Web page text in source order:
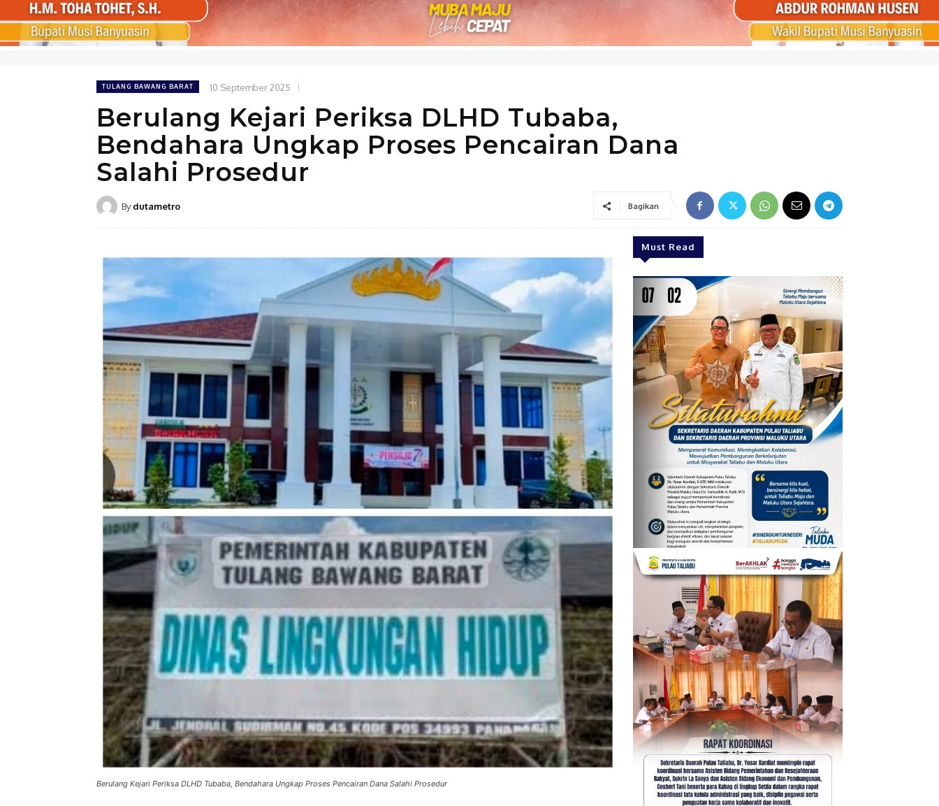
TULANG BAWANG BARAT 10 September 2025
Berulang Kejari Periksa DLHD Tubaba,
Bendahara Ungkap Proses Pencairan Dana
Salahi Prosedur
By dutametro Bagikan
Berulang Kejari Periksa DLHD Tubaba, Bendahara Ungkap Proses Pencairan Dana Salahi Prosedur
Must Read